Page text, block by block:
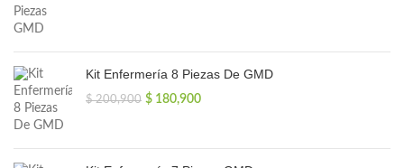
Kit Enfermería 8 Piezas De GMD
$200,900 El
era:
$ 180,900El
es: